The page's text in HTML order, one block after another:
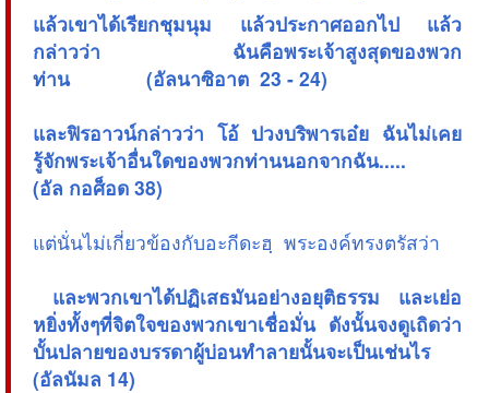
แล้วเขาได้เรียกชุมนุม แล้วประกาศออกไป แล้ว
กล่าวว่า ฉันคือพระเจ้าสูงสุดของพวก
ท่าน (อัลนาซิอาต 23 - 24)
และฟิรอาวน์กล่าวว่า โอ้ ปวงบริพารเอ๋ย ฉันไม่เคย
รู้จักพระเจ้าอื่นใดของพวกท่านนอกจากฉัน.....
(อัล กอศ็อด 38)
แต่นั่นไม่เกี่ยวข้องกับอะกีดะฮฺ พระองค์ทรงตรัสว่า
 และพวกเขาได้ปฏิเสธมันอย่างอยุติธรรม และเย่อ
หยิ่งทั้งๆที่จิตใจของพวกเขาเชื่อมั่น ดังนั้นจงดูเถิดว่า
บั้นปลายของบรรดาผู้บ่อนทำลายนั้นจะเป็นเช่นไร
(อัลนัมล 14)